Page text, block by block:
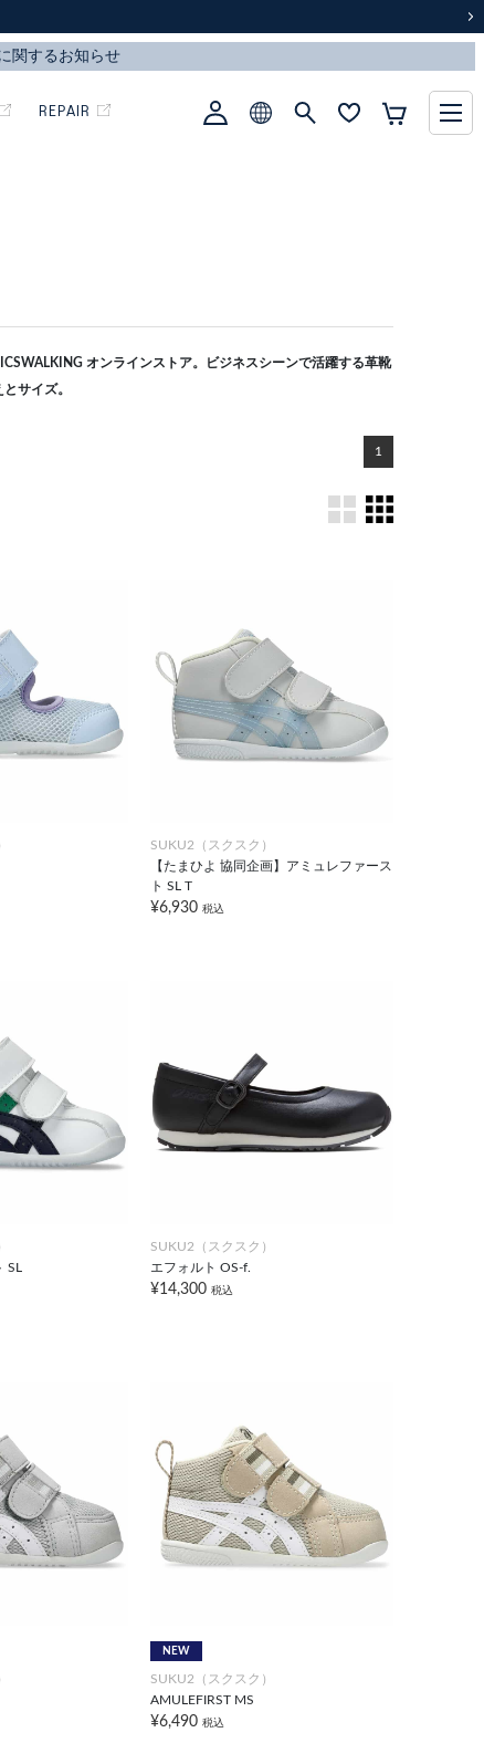
REPAIR
オンラインストア。ビジネスシーンで活躍する革靴
サイズ。
1
SUKU2（スクスク）
【たまひよ 協同企画】アミュレファース
ト SL T
¥6,930 税込
SL
SUKU2（スクスク）
エフォルト OS-f.
¥14,300 税込
NEW
SUKU2（スクスク）
AMULEFIRST MS
¥6,490 税込